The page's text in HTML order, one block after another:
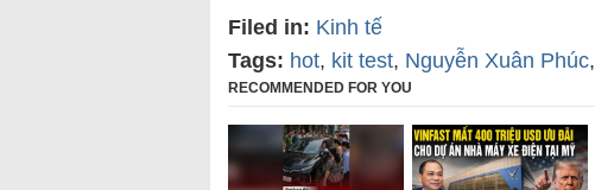
Filed in: Kinh tế
Tags: hot, kit test, Nguyễn Xuân Phúc,
RECOMMENDED FOR YOU